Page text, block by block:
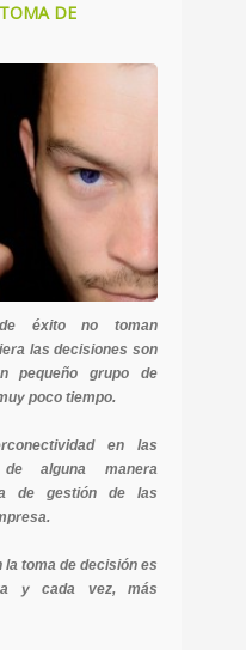
DE
éxito no toman
las decisiones son
pequeño grupo de
poco tiempo.
en las
de alguna manera
de gestión de las
la toma de decisión es
y cada vez, más